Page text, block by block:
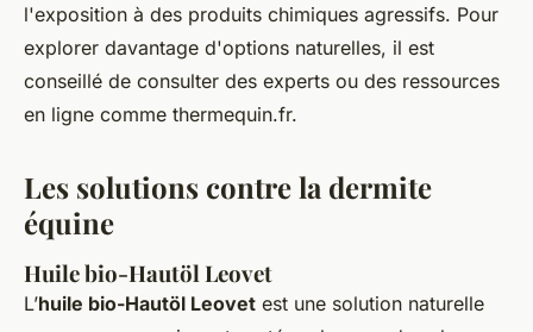
l'exposition à des produits chimiques agressifs. Pour
explorer davantage d'options naturelles, il est
conseillé de consulter des experts ou des ressources
en ligne comme thermequin.fr.
Les solutions contre la dermite
équine
Huile bio-Hautöl Leovet
L’huile bio-Hautöl Leovet est une solution naturelle